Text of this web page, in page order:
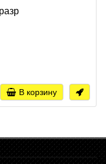
В корзину